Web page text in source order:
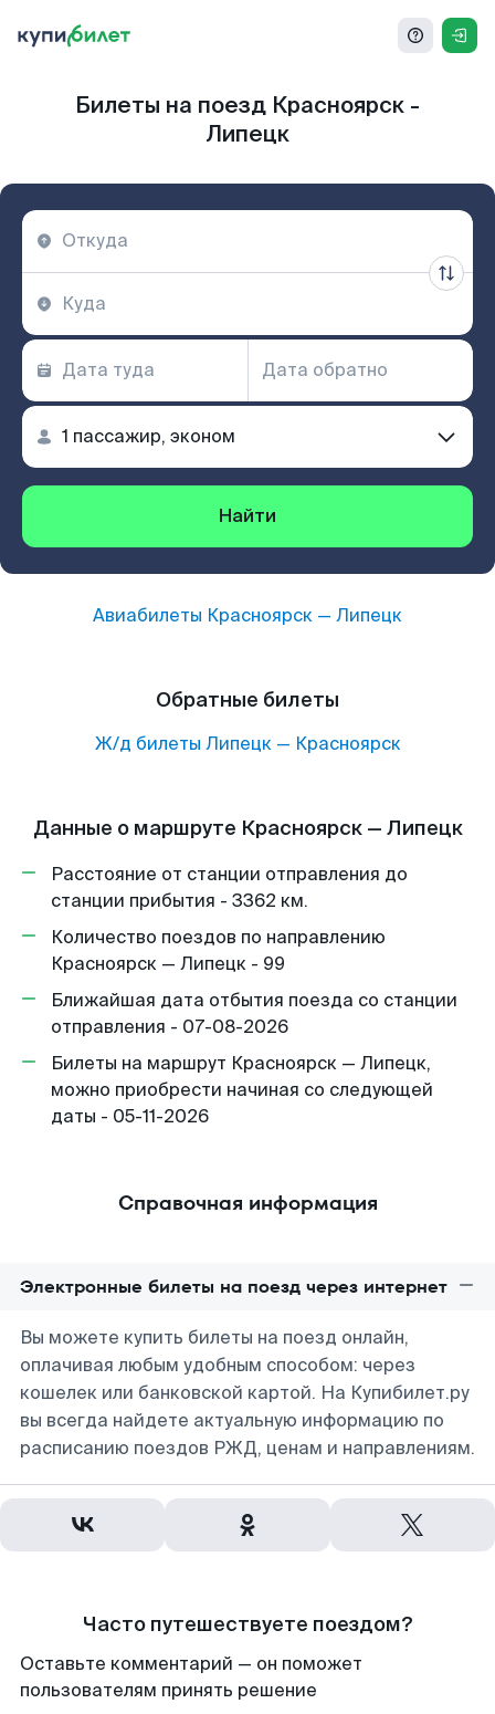
Билеты на поезд Красноярск -
Липецк
Найти
Авиабилеты Красноярск — Липецк
Обратные билеты
Ж/д билеты Липецк— Красноярск
Данные о маршруте Красноярск — Липецк
Расстояние от станции отправления до
станции прибытия - 3362 км.
Количество поездов по направлению
Красноярск — Липецк - 99
Ближайшая дата отбытия поезда со станции
отправления - 07-08-2026
Билеты на маршрут Красноярск — Липецк,
можно приобрести начиная со следующей
даты - 05-11-2026
Справочная информация
Электронные билеты на поезд через интернет
Вы можете купить билеты на поезд онлайн,
оплачивая любым удобным способом: через
кошелек или банковской картой. На Купибилет.ру
вы всегда найдете актуальную информацию по
расписанию поездов РЖД, ценам и направлениям.
Часто путешествуете поездом?
Оставьте комментарий — он поможет
пользователям принять решение